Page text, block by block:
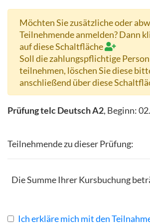
Möchten Sie zusätzliche oder
Teilnehmende anmelden? Dann
auf diese Schaltfläche
Soll die zahlungspflichtige
teilnehmen, löschen Sie diese
anschließend über diese
Prüfung telc Deutsch A2, Beginn:
Teilnehmende zu dieser Prüfung:
Die Summe Ihrer Kursbuchung
Ich erkläre mich mit den